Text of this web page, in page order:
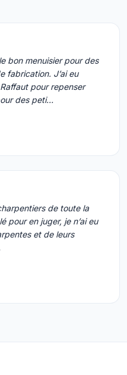
bon menuisier pour des
fabrication. J’ai eu
pour repenser
des peti…
de toute la
pour en juger, je n’ai eu
et de leurs